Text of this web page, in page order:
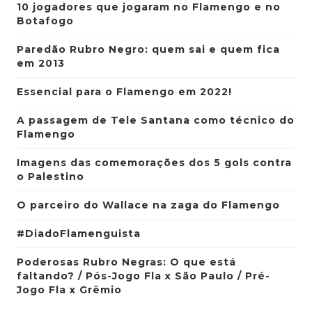
10 jogadores que jogaram no Flamengo e no
Botafogo
Paredão Rubro Negro: quem sai e quem fica
em 2013
Essencial para o Flamengo em 2022!
A passagem de Tele Santana como técnico do
Flamengo
Imagens das comemorações dos 5 gols contra
o Palestino
O parceiro do Wallace na zaga do Flamengo
#DiadoFlamenguista
Poderosas Rubro Negras: O que está
faltando? / Pós-Jogo Fla x São Paulo / Pré-
Jogo Fla x Grêmio